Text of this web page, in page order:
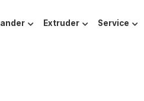
Extruder Service